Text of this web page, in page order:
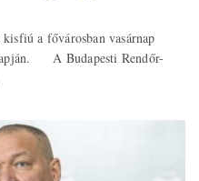
a fővárosban vasárnap
A Budapesti Rendőr-